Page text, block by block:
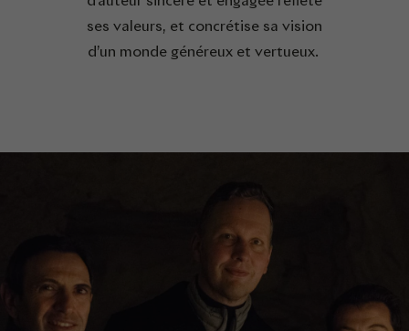
ses valeurs, et concrétise sa vision
d’un monde généreux et vertueux.